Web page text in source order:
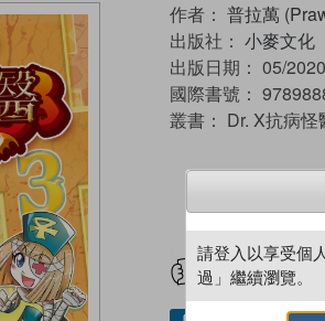
作者： 普拉萬
出版社： 小麥文化
出版日期： 05/2020
國際書號：
叢書： Dr. X抗病怪
試閲
請登入以享受個
過」繼續瀏覽。